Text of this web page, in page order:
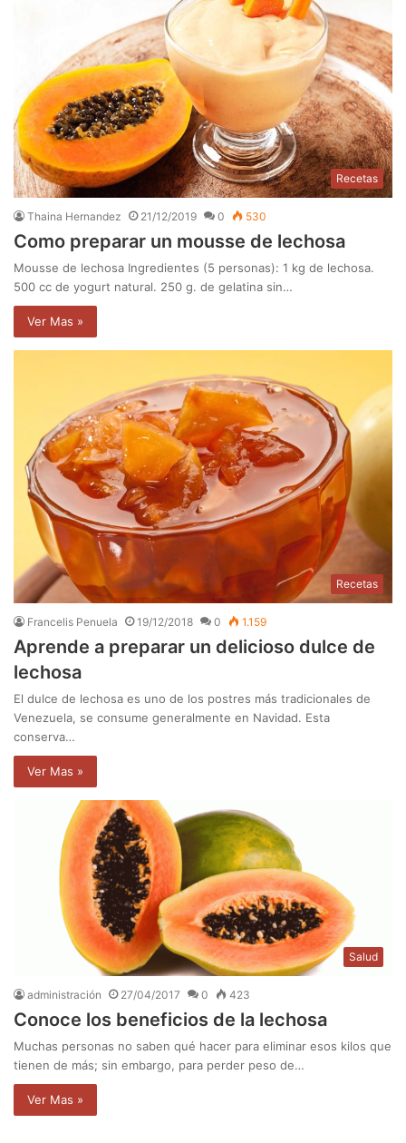
Recetas
Thaina Hernandez 21/12/2019 0 530
Como preparar un mousse de lechosa
Mousse de lechosa Ingredientes (5 personas): 1 kg de lechosa.
500 cc de yogurt natural. 250 g. de gelatina sin…
Ver Mas »
Recetas
Francelis Penuela 19/12/2018 0 1.159
Aprende a preparar un delicioso dulce de
lechosa
El dulce de lechosa es uno de los postres más tradicionales de
Venezuela, se consume generalmente en Navidad. Esta
conserva…
Ver Mas »
Salud
administración 27/04/2017 0 423
Conoce los beneficios de la lechosa
Muchas personas no saben qué hacer para eliminar esos kilos que
tienen de más; sin embargo, para perder peso de…
Ver Mas »